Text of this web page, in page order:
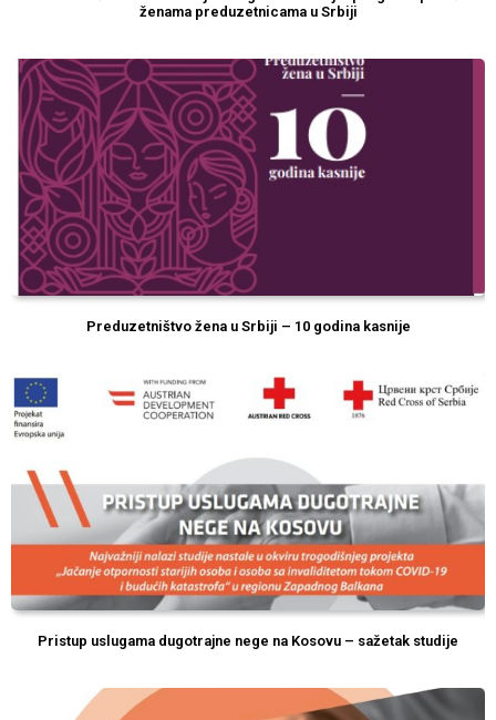
ženama preduzetnicama u Srbiji
Preduzetništvo žena u Srbiji – 10 godina kasnije
Pristup uslugama dugotrajne nege na Kosovu – sažetak studije